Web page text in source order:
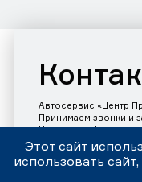
Автосервис «Центр
Принимаем звонки и
Номер телефона:
Этот сайт
использовать